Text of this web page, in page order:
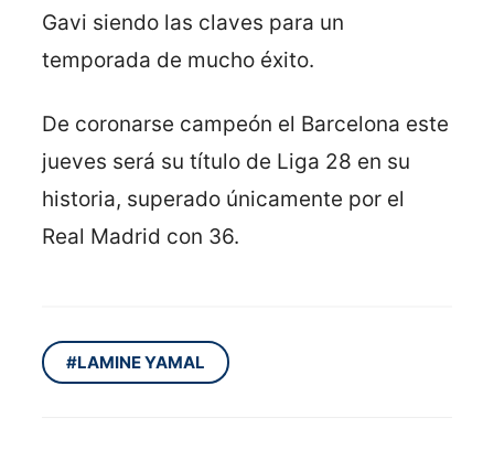
Gavi siendo las claves para un
temporada de mucho éxito.
De coronarse campeón el Barcelona este
jueves será su título de Liga 28 en su
historia, superado únicamente por el
Real Madrid con 36.
#LAMINE YAMAL